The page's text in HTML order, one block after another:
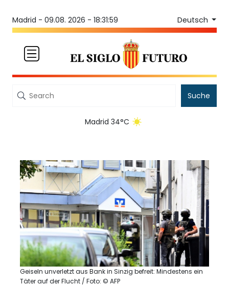
Madrid - 09.08. 2026 - 18:31:59 Deutsch
Suche
Madrid 34°C
Geiseln unverletzt aus Bank in Sinzig befreit: Mindestens ein
Täter auf der Flucht / Foto: © AFP